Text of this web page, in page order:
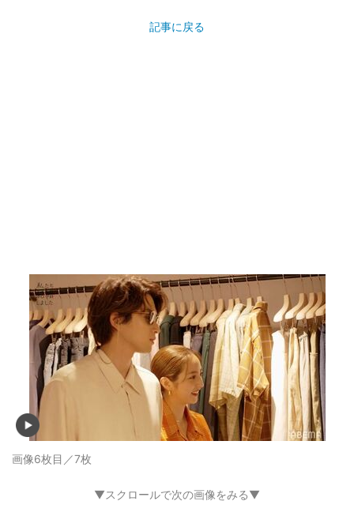
記事に戻る
画像6枚目／7枚
▼スクロールで次の画像をみる▼